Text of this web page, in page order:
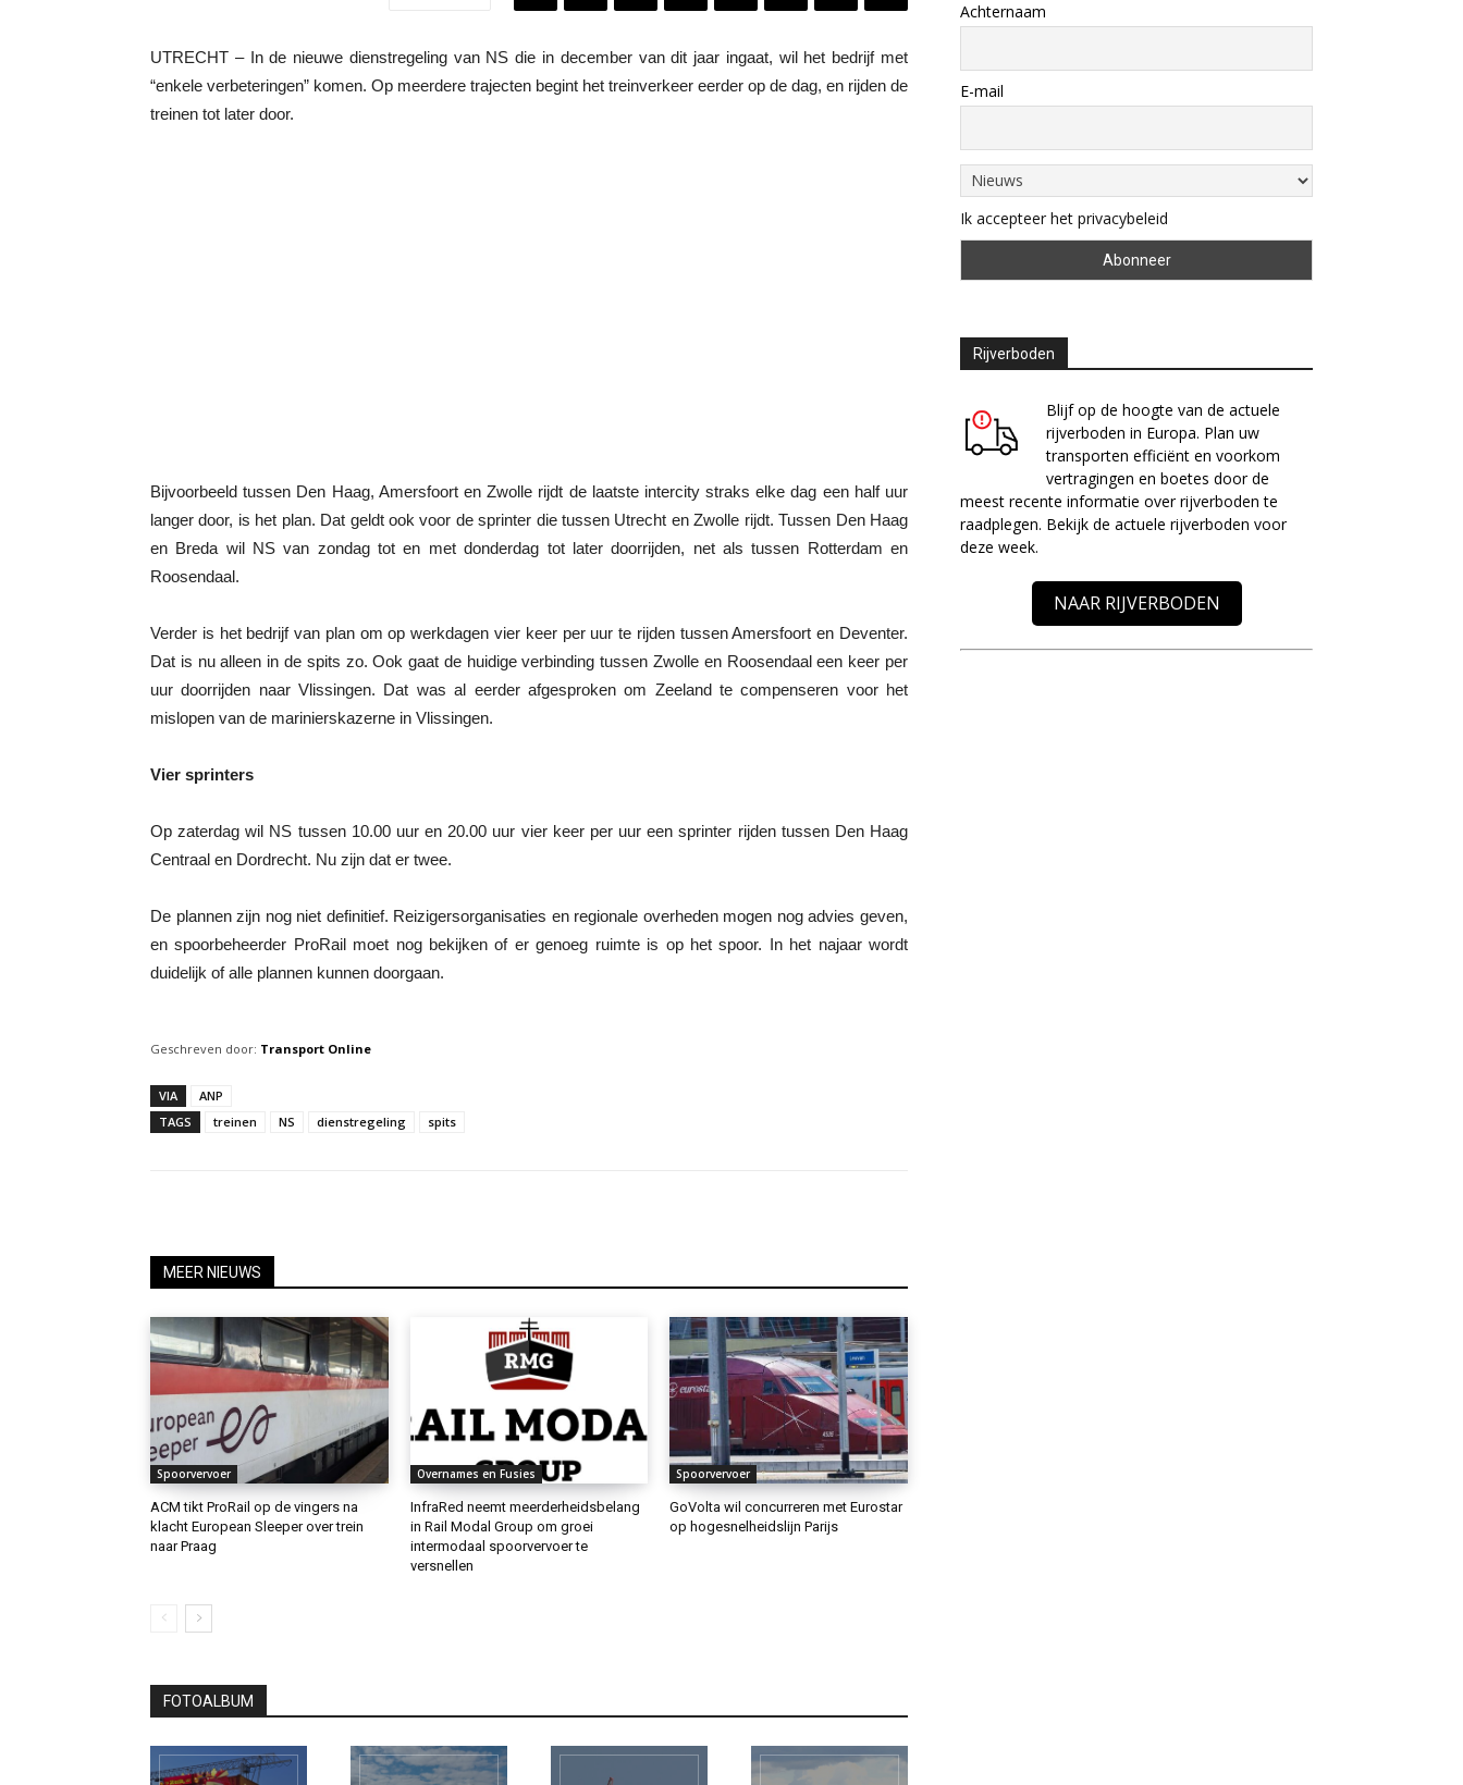
UTRECHT – In de nieuwe dienstregeling van NS die in december van dit jaar ingaat, wil het bedrijf met
“enkele verbeteringen” komen. Op meerdere trajecten begint het treinverkeer eerder op de dag, en rijden de
treinen tot later door.
Bijvoorbeeld tussen Den Haag, Amersfoort en Zwolle rijdt de laatste intercity straks elke dag een half uur
langer door, is het plan. Dat geldt ook voor de sprinter die tussen Utrecht en Zwolle rijdt. Tussen Den Haag
en Breda wil NS van zondag tot en met donderdag tot later doorrijden, net als tussen Rotterdam en
Roosendaal.
Verder is het bedrijf van plan om op werkdagen vier keer per uur te rijden tussen Amersfoort en Deventer.
Dat is nu alleen in de spits zo. Ook gaat de huidige verbinding tussen Zwolle en Roosendaal een keer per
uur doorrijden naar Vlissingen. Dat was al eerder afgesproken om Zeeland te compenseren voor het
mislopen van de marinierskazerne in Vlissingen.
Vier sprinters
Op zaterdag wil NS tussen 10.00 uur en 20.00 uur vier keer per uur een sprinter rijden tussen Den Haag
Centraal en Dordrecht. Nu zijn dat er twee.
De plannen zijn nog niet definitief. Reizigersorganisaties en regionale overheden mogen nog advies geven,
en spoorbeheerder ProRail moet nog bekijken of er genoeg ruimte is op het spoor. In het najaar wordt
duidelijk of alle plannen kunnen doorgaan.
Geschreven door: Transport Online
VIA
ANP
TAGS
treinen NS dienstregeling spits
MEER NIEUWS
Spoorvervoer
ACM tikt ProRail op de vingers na
klacht European Sleeper over trein
naar Praag
Overnames en Fusies
InfraRed neemt meerderheidsbelang
in Rail Modal Group om groei
intermodaal spoorvervoer te
versnellen
Spoorvervoer
GoVolta wil concurreren met Eurostar
op hogesnelheidslijn Parijs
FOTOALBUM
Achternaam
E-mail
Ik accepteer het privacybeleid
Rijverboden
Blijf op de hoogte van de actuele
rijverboden in Europa. Plan uw
transporten efficiënt en voorkom
vertragingen en boetes door de
meest recente informatie over rijverboden te
raadplegen. Bekijk de actuele rijverboden voor
deze week.
NAAR RIJVERBODEN